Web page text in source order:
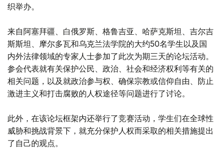
织举办。
来自阿塞拜疆、白俄罗斯、格鲁吉亚、哈萨克斯坦、吉尔吉
斯斯坦、摩尔多瓦和乌克兰法学院的大约50名学生以及国
内外法律领域的专家人士参加了此次为期三天的论坛活动。
参会代表就有关保护公民、政治、社会和经济权利等有关的
相关问题，以及就政治参与权、确保宗教或信仰自由、防止
激进主义和打击腐败的人权途径等问题进行了讨论。
此外，在该论坛框架内还举行了竞赛活动，学生们在全球性
威胁和挑战背景下，就充分保护人权而采取的相关措施提出
了自己的观点。